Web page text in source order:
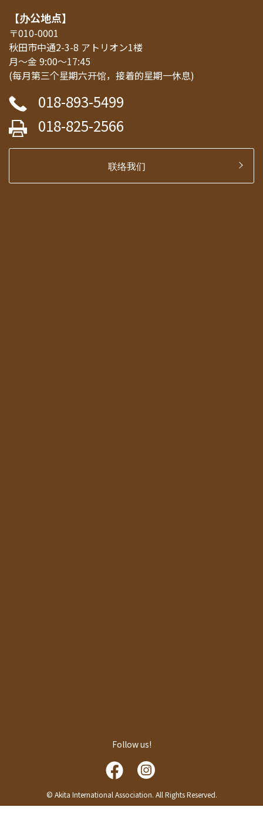
【办公地点】
〒010-0001
秋田市中通2-3-8 アトリオン1楼
月～金 9:00～17:45
(每月第三个星期六开馆，接着的星期一休息)
018-893-5499
018-825-2566
联络我们
Follow us!
© Akita International Association. All Rights Reserved.